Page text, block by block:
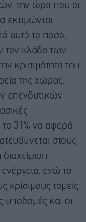
την ώρα που οι
εκτιμώνται
αυτό το ποσό,
τον κλάδο των
κρισιμότητα του
της χώρας.
επενδυτικών
το 31% να αφορά
στους
ενώ το
κρίσιμους τομείς
υποδομές και οι